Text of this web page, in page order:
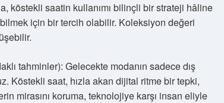
köstekli saatin kullanımı bilinçli bir strateji hâline
için bir tercih olabilir. Koleksiyon değeri
tahminler): Gelecekte modanın sadece dış
Köstekli saat, hızla akan dijital ritme bir tepki,
mirasını koruma, teknolojiye karşı insan eliyle